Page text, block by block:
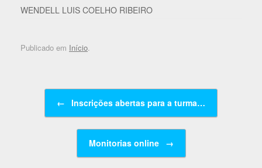
WENDELL LUIS COELHO RIBEIRO
Publicado em Início.
Navegação de posts
← Inscrições abertas para a turma…
Monitorias online →